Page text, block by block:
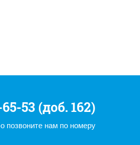
53 (доб. 162)
позвоните нам по номеру